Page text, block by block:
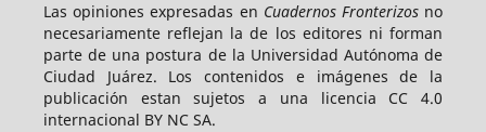
Las opiniones expresadas en Cuadernos Fronterizosno
necesariamente reflejan la de los editores ni forman
parte de una postura de la Universidad Autónoma de
Ciudad Juárez. Los contenidos e imágenes de la
publicación estan sujetos a una licencia CC 4.0
internacional BY NC SA.